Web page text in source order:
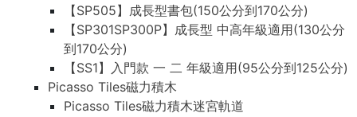
【SP505】成長型書包(150公分到170公分)
【SP301SP300P】成長型 中高年級適用(130公分
到170公分)
【SS1】入門款 一 二 年級適用(95公分到125公分)
Picasso Tiles磁力積木
Picasso Tiles磁力積木迷宮軌道